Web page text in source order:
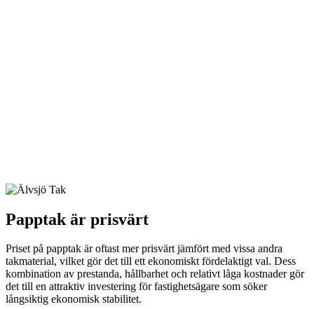
Papptak är prisvärt
Priset på papptak är oftast mer prisvärt jämfört med vissa andra
takmaterial, vilket gör det till ett ekonomiskt fördelaktigt val. Dess
kombination av prestanda, hållbarhet och relativt låga kostnader gör
det till en attraktiv investering för fastighetsägare som söker
långsiktig ekonomisk stabilitet.